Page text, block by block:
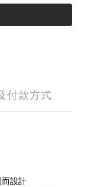
付款方式
設計